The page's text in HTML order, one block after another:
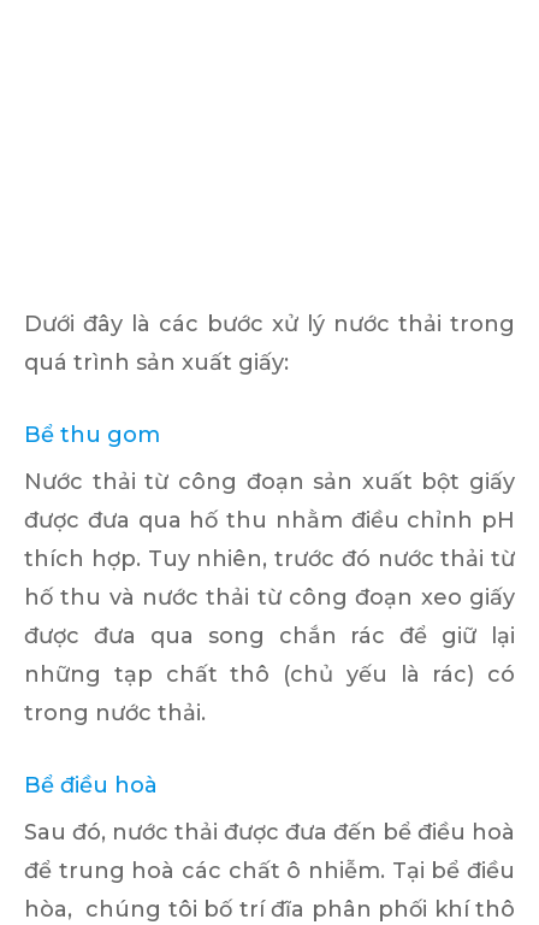
Dưới đây là các bước xử lý nước thải trong
quá trình sản xuất giấy:
Bể thu gom
Nước thải từ công đoạn sản xuất bột giấy
được đưa qua hố thu nhằm điều chỉnh pH
thích hợp. Tuy nhiên, trước đó nước thải từ
hố thu và nước thải từ công đoạn xeo giấy
được đưa qua song chắn rác để giữ lại
những tạp chất thô (chủ yếu là rác) có
trong nước thải.
Bể điều hoà
Sau đó, nước thải được đưa đến bể điều hoà
để trung hoà các chất ô nhiễm. Tại bể điều
hòa, chúng tôi bố trí đĩa phân phối khí thô